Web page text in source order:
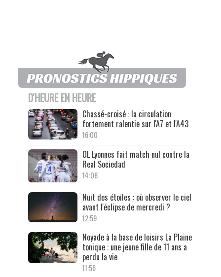
D'HEURE EN HEURE
Chassé-croisé : la circulation
fortement ralentie sur l'A7 et l'A43
16:00
OL Lyonnes fait match nul contre la
Real Sociedad
14:08
Nuit des étoiles : où observer le ciel
avant l'éclipse de mercredi ?
12:59
Noyade à la base de loisirs La Plaine
tonique : une jeune fille de 11 ans a
perdu la vie
11:56